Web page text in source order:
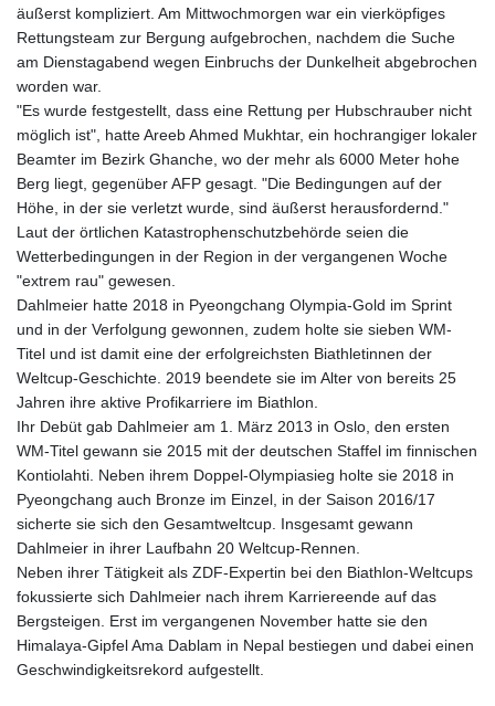
äußerst kompliziert. Am Mittwochmorgen war ein vierköpfiges
Rettungsteam zur Bergung aufgebrochen, nachdem die Suche
am Dienstagabend wegen Einbruchs der Dunkelheit abgebrochen
worden war.
"Es wurde festgestellt, dass eine Rettung per Hubschrauber nicht
möglich ist", hatte Areeb Ahmed Mukhtar, ein hochrangiger lokaler
Beamter im Bezirk Ghanche, wo der mehr als 6000 Meter hohe
Berg liegt, gegenüber AFP gesagt. "Die Bedingungen auf der
Höhe, in der sie verletzt wurde, sind äußerst herausfordernd."
Laut der örtlichen Katastrophenschutzbehörde seien die
Wetterbedingungen in der Region in der vergangenen Woche
"extrem rau" gewesen.
Dahlmeier hatte 2018 in Pyeongchang Olympia-Gold im Sprint
und in der Verfolgung gewonnen, zudem holte sie sieben WM-
Titel und ist damit eine der erfolgreichsten Biathletinnen der
Weltcup-Geschichte. 2019 beendete sie im Alter von bereits 25
Jahren ihre aktive Profikarriere im Biathlon.
Ihr Debüt gab Dahlmeier am 1. März 2013 in Oslo, den ersten
WM-Titel gewann sie 2015 mit der deutschen Staffel im finnischen
Kontiolahti. Neben ihrem Doppel-Olympiasieg holte sie 2018 in
Pyeongchang auch Bronze im Einzel, in der Saison 2016/17
sicherte sie sich den Gesamtweltcup. Insgesamt gewann
Dahlmeier in ihrer Laufbahn 20 Weltcup-Rennen.
Neben ihrer Tätigkeit als ZDF-Expertin bei den Biathlon-Weltcups
fokussierte sich Dahlmeier nach ihrem Karriereende auf das
Bergsteigen. Erst im vergangenen November hatte sie den
Himalaya-Gipfel Ama Dablam in Nepal bestiegen und dabei einen
Geschwindigkeitsrekord aufgestellt.